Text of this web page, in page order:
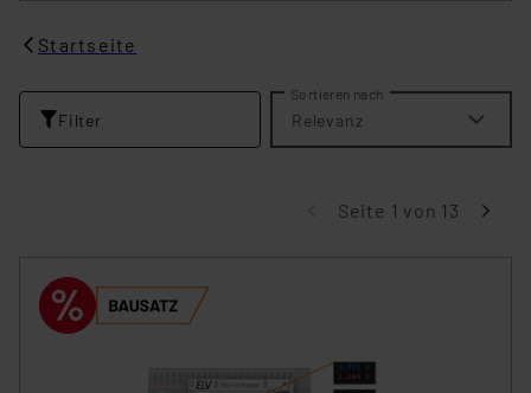
Startseite
Filter
Sortieren nach
Relevanz
Seite 1 von 13